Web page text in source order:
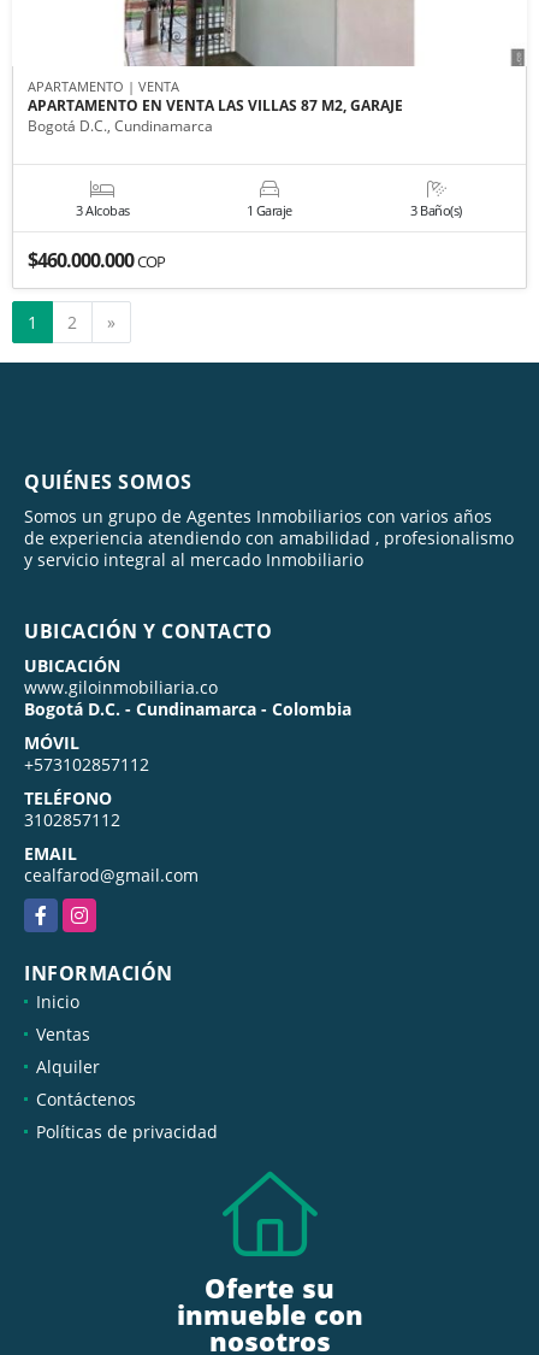
APARTAMENTO | VENTA
APARTAMENTO EN VENTA LAS VILLAS 87 M2, GARAJE
Bogotá D.C., Cundinamarca
3 Alcobas 1 Garaje 3 Baño(s)
$460.000.000COP
1 2 »
QUIÉNES SOMOS
Somos un grupo de Agentes Inmobiliarios con varios años
de experiencia atendiendo con amabilidad , profesionalismo
y servicio integral al mercado Inmobiliario
UBICACIÓN Y CONTACTO
UBICACIÓN
www.giloinmobiliaria.co
Bogotá D.C. - Cundinamarca - Colombia
MÓVIL
+573102857112
TELÉFONO
3102857112
EMAIL
cealfarod@gmail.com
INFORMACIÓN
Inicio
Ventas
Alquiler
Contáctenos
Oferte su
inmueble con